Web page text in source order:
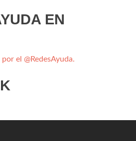
EN
el @RedesAyuda.